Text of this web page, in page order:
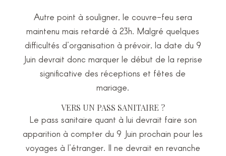
Autre point à souligner, le couvre-feu sera
maintenu mais retardé à 23h. Malgré quelques
difficultés d’organisation à prévoir, la date du 9
Juin devrait donc marquer le début de la reprise
significative des réceptions et fêtes de
mariage.
VERS UN PASS SANITAIRE ?
Le pass sanitaire quant à lui devrait faire son
apparition à compter du 9 Juin prochain pour les
voyages à l’étranger. Il ne devrait en revanche